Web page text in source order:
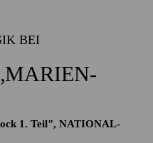
BEI
1. Teil", NATIONAL-